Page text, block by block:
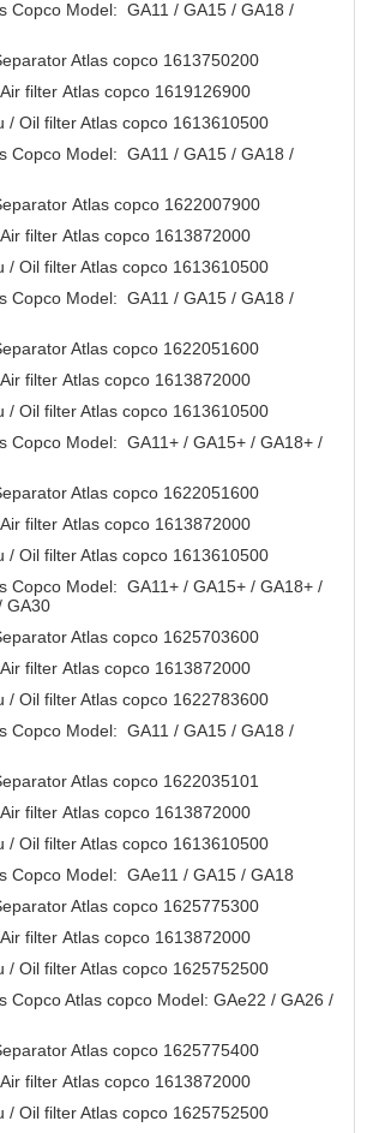
Copco Model: GA11 / GA15 / GA18 /
Atlas copco 1613750200
filter Atlas copco 1619126900
/ Oil filter Atlas copco 1613610500
Copco Model: GA11 / GA15 / GA18 /
Atlas copco 1622007900
filter Atlas copco 1613872000
/ Oil filter Atlas copco 1613610500
Copco Model: GA11 / GA15 / GA18 /
Atlas copco 1622051600
filter Atlas copco 1613872000
/ Oil filter Atlas copco 1613610500
Copco Model: GA11+ / GA15+ / GA18+ /
Atlas copco 1622051600
filter Atlas copco 1613872000
/ Oil filter Atlas copco 1613610500
Copco Model: GA11+ / GA15+ / GA18+ /
/ GA30
Atlas copco 1625703600
filter Atlas copco 1613872000
/ Oil filter Atlas copco 1622783600
Copco Model: GA11 / GA15 / GA18 /
Atlas copco 1622035101
filter Atlas copco 1613872000
/ Oil filter Atlas copco 1613610500
Copco Model: GAe11 / GA15 / GA18
Atlas copco 1625775300
filter Atlas copco 1613872000
/ Oil filter Atlas copco 1625752500
Copco Atlas copco Model: GAe22 / GA26 /
Atlas copco 1625775400
filter Atlas copco 1613872000
/ Oil filter Atlas copco 1625752500